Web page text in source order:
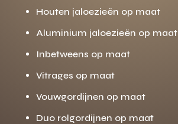
Houten jaloezieën op maat
Aluminium jaloezieën op maat
Inbetweens op maat
Vitrages op maat
Vouwgordijnen op maat
Duo rolgordijnen op maat